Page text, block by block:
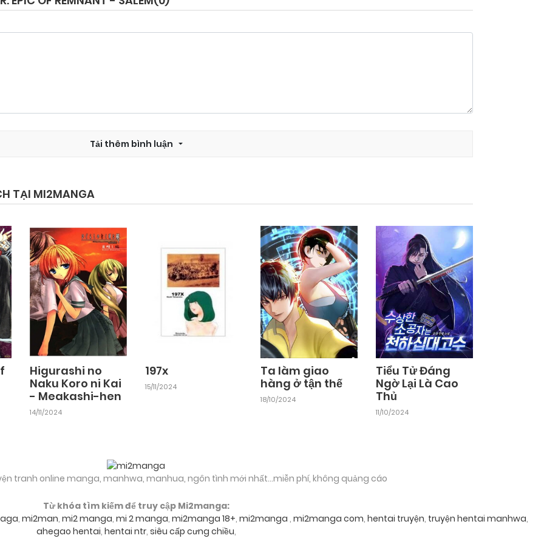
Chapter 33
Chapter 27 25/09/2024
Chapter 25 25/09/2024
Chapter 17 25/09/2024
Chapter 15 25/09/2024
Tải thêm bình luận
TẠI MI2MANGA
Higurashi no
Naku Koro ni Kai
- Meakashi-hen
14/11/2024
197x
15/11/2024
Ta làm giao
hàng ở tận thế
18/10/2024
Tiểu Tử Đáng
Ngờ Lại Là Cao
Thủ
11/10/2024
tranh online manga, manhwa, manhua, ngôn tình mới nhất...miễn phí, không quảng cáo
Từ khóa tìm kiếm để truy cập Mi2manga:
, mi2man, mi2 manga, mi 2 manga, mi2manga 18+, mi2manga , mi2manga com, hentai truyện, truyện hentai manhwa,
ahegao hentai, hentai ntr, siêu cấp cưng chiều,